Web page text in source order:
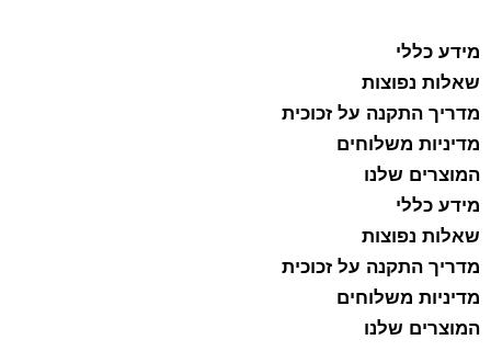
מידע כללי
שאלות נפוצות
מדריך התקנה על זכוכית
מדיניות משלוחים
המוצרים שלנו
מידע כללי
שאלות נפוצות
מדריך התקנה על זכוכית
מדיניות משלוחים
המוצרים שלנו